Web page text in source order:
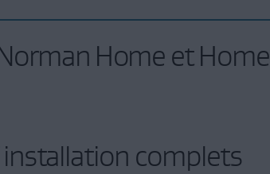
Home et Home
complets